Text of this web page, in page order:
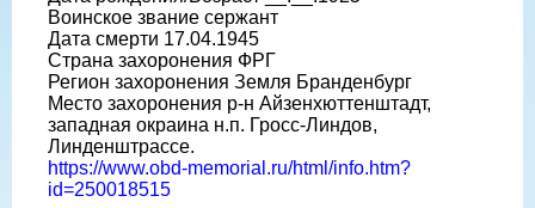
Воинское звание сержант
Дата смерти 17.04.1945
Страна захоронения ФРГ
Регион захоронения Земля Бранденбург
Место захоронения р-н Айзенхюттенштадт,
западная окраина н.п. Гросс-Линдов,
Линденштрассе.
https://www.obd-memorial.ru/html/info.htm?
id=250018515